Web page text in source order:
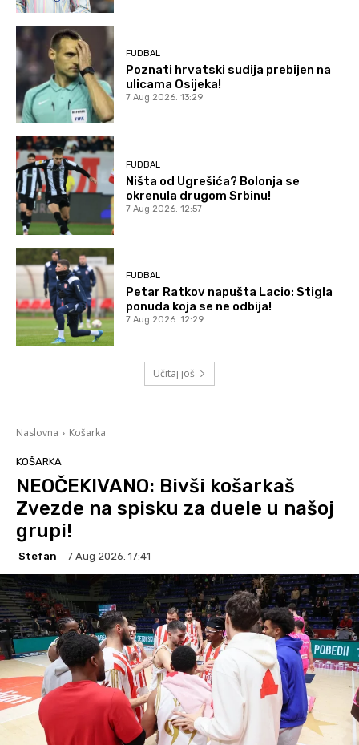
FUDBAL
Poznati hrvatski sudija prebijen na
ulicama Osijeka!
7 Aug 2026. 13:29
FUDBAL
Ništa od Ugrešića? Bolonja se
okrenula drugom Srbinu!
7 Aug 2026. 12:57
FUDBAL
Petar Ratkov napušta Lacio: Stigla
ponuda koja se ne odbija!
7 Aug 2026. 12:29
Učitaj još